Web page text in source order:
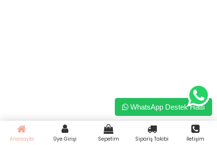
Anasayfa Üye Girişi Sepetim Sipariş Takibi İletişim
WhatsApp Destek Hattı